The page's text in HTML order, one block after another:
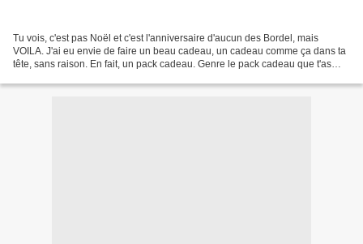
Tu vois, c'est pas Noël et c'est l'anniversaire d'aucun des Bordel, mais
VOILA. J'ai eu envie de faire un beau cadeau, un cadeau comme ça dans ta
tête, sans raison. En fait, un pack cadeau. Genre le pack cadeau que t'as